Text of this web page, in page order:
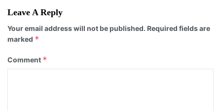
Leave A Reply
Your email address will not be published. Required fields are
marked *
Comment *